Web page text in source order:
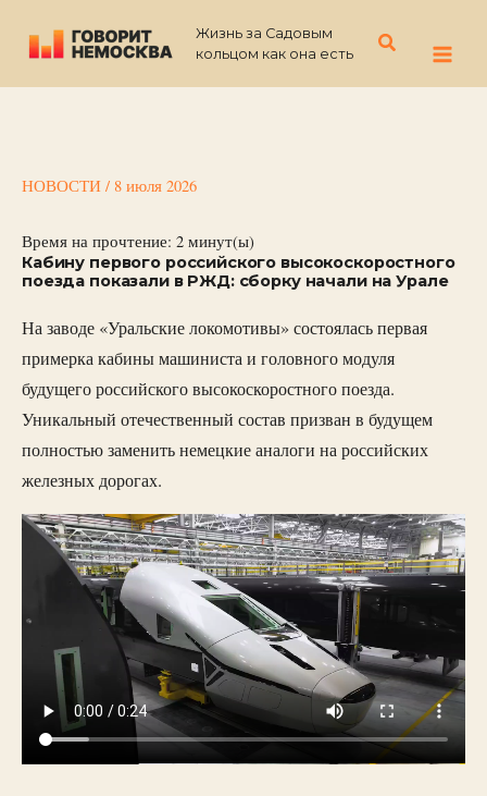
содержимому
Жизнь за Садовым
кольцом как она есть
Поиск
НОВОСТИ / 8 июля 2026
Время на прочтение: 2 минут(ы)
Кабину первого российского высокоскоростного
поезда показали в РЖД: сборку начали на Урале
На заводе «Уральские локомотивы» состоялась первая
примерка кабины машиниста и головного модуля
будущего российского высокоскоростного поезда.
Уникальный отечественный состав призван в будущем
полностью заменить немецкие аналоги на российских
железных дорогах.